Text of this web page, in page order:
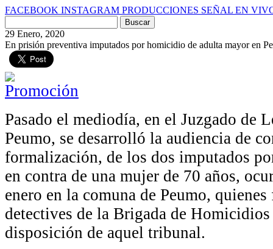
FACEBOOK INSTAGRAM PRODUCCIONES SEÑAL EN
por:
29 Enero, 2020
En prisión preventiva imputados por homicidio de adulta mayor en
Pasado el mediodía, en el Juzgado de
Peumo, se desarrolló la audiencia de
formalización, de los dos imputados
en contra de una mujer de 70 años,
enero en la comuna de Peumo,
detectives de la Brigada de Homicidios
disposición de aquel tribunal.